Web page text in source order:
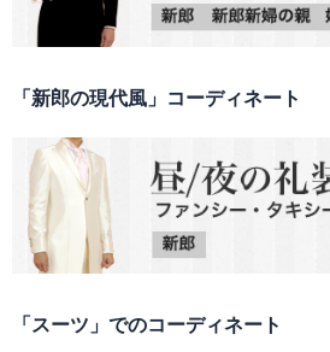
「新郎の現代風」コーディネート
「スーツ」でのコーディネート